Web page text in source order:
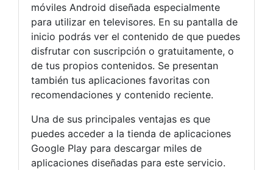
móviles Android diseñada especialmente
para utilizar en televisores. En su pantalla de
inicio podrás ver el contenido de que puedes
disfrutar con suscripción o gratuitamente, o
de tus propios contenidos. Se presentan
también tus aplicaciones favoritas con
recomendaciones y contenido reciente.
Una de sus principales ventajas es que
puedes acceder a la tienda de aplicaciones
Google Play para descargar miles de
aplicaciones diseñadas para este servicio.